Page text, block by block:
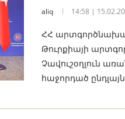
aliq 14:58 |
ՀՀ
Թուրքիայի
Չավուշօղլուն
հաջորդած